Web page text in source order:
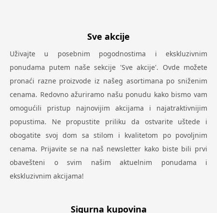
Sve akcije
Uživajte u posebnim pogodnostima i ekskluzivnim
ponudama putem naše sekcije 'Sve akcije'. Ovde možete
pronaći razne proizvode iz našeg asortimana po sniženim
cenama. Redovno ažuriramo našu ponudu kako bismo vam
omogućili pristup najnovijim akcijama i najatraktivnijim
popustima. Ne propustite priliku da ostvarite uštede i
obogatite svoj dom sa stilom i kvalitetom po povoljnim
cenama. Prijavite se na naš newsletter kako biste bili prvi
obavešteni o svim našim aktuelnim ponudama i
ekskluzivnim akcijama!
Sigurna kupovina